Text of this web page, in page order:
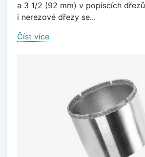
a 3 1/2 (92 mm) v popiscích
i nerezové dřezy se...
Číst více